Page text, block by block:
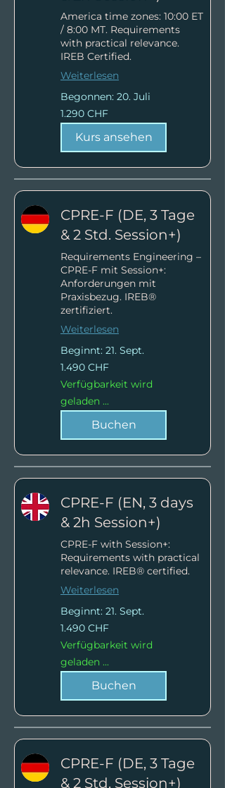
America time zones: 10:00 ET
/ 8:00 MT. Requirements
with practical relevance.
IREB Certified.
Weiterlesen
Begonnen: 20. Juli
1.290
Schweizer
Franken
1.290 CHF
Kurs ansehen
CPRE-F (DE, 3 Tage
& 2 Std. Session+)
Requirements Engineering –
CPRE-F mit Session+:
Anforderungen mit
Praxisbezug. IREB®
zertifiziert.
Weiterlesen
Beginnt: 21. Sept.
1.490
Schweizer
Franken
1.490 CHF
Verfügbarkeit wird
geladen ...
Buchen
CPRE-F (EN, 3 days
& 2h Session+)
CPRE-F with Session+:
Requirements with practical
relevance. IREB® certified.
Weiterlesen
Beginnt: 21. Sept.
1.490
Schweizer
Franken
1.490 CHF
Verfügbarkeit wird
geladen ...
Buchen
CPRE-F (DE, 3 Tage
& 2 Std. Session+)